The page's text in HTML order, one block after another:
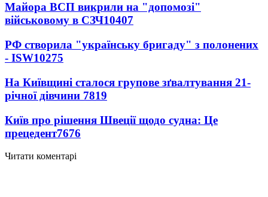
Майора ВСП викрили на "допомозі"
військовому в СЗЧ10407
РФ створила "українську бригаду" з полонених
- ISW10275
На Київщині сталося групове зґвалтування 21-
річної дівчини 7819
Київ про рішення Швеції щодо судна: Це
прецедент7676
Читати коментарі